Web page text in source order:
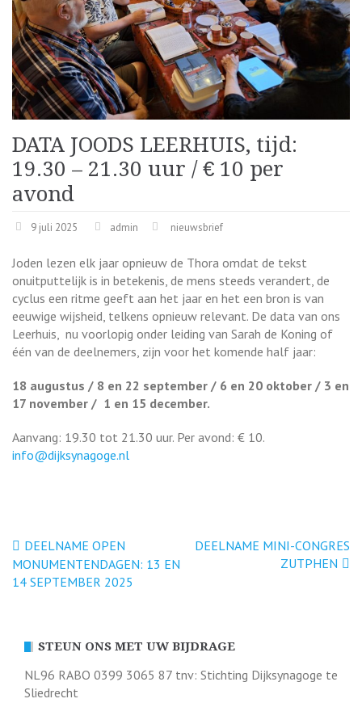
DATA JOODS LEERHUIS, tijd:
19.30 – 21.30 uur / € 10 per
avond
9 juli 2025 admin nieuwsbrief
Joden lezen elk jaar opnieuw de Thora omdat de tekst
onuitputtelijk is in betekenis, de mens steeds verandert, de
cyclus een ritme geeft aan het jaar en het een bron is van
eeuwige wijsheid, telkens opnieuw relevant. De data van ons
Leerhuis, nu voorlopig onder leiding van Sarah de Koning of
één van de deelnemers, zijn voor het komende half jaar:
18 augustus / 8 en 22 september / 6 en 20 oktober / 3 en
17 november / 1 en 15 december.
Aanvang: 19.30 tot 21.30 uur. Per avond: € 10.
info@dijksynagoge.nl
Bericht
navigatie
DEELNAME OPEN
MONUMENTENDAGEN: 13 EN
14 SEPTEMBER 2025
DEELNAME MINI-CONGRES
ZUTPHEN
STEUN ONS MET UW BIJDRAGE
NL96 RABO 0399 3065 87 tnv: Stichting Dijksynagoge te
Sliedrecht